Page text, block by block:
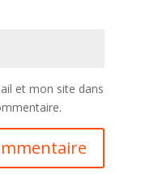
et mon site dans